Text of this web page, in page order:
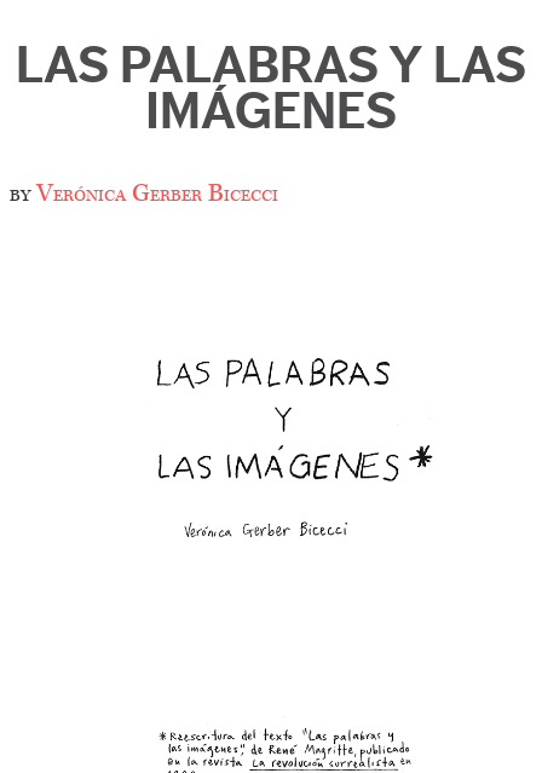
LAS PALABRAS Y LAS
IMÁGENES
byVerónica Gerber Bicecci